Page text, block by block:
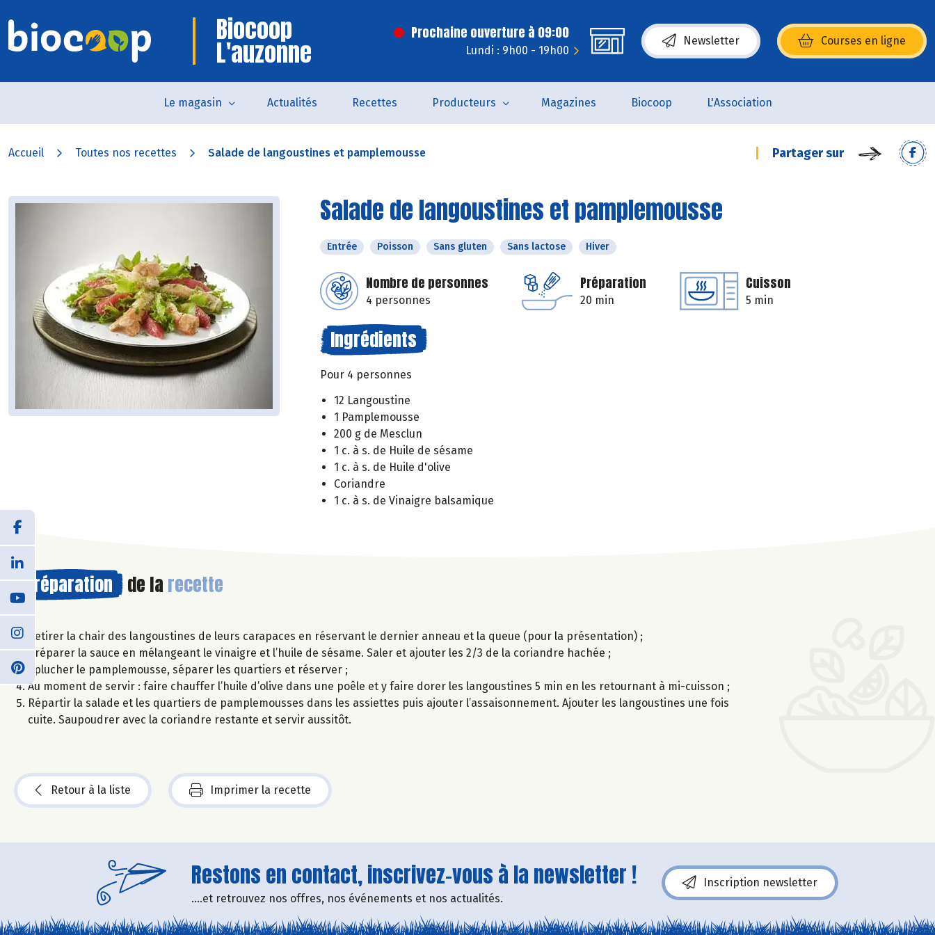
Biocoop
L'auzonne
Prochaine ouverture à 09:00
Lundi : 9h00 - 19h00
Newsletter Courses en ligne
(s’ouvre dans une nouvelle fenêtre)
Le magasin Actualités Recettes Producteurs Magazines Biocoop L'Association
Accueil Toutes nos recettes Salade de langoustines et pamplemousse Partager sur
Salade de langoustines et pamplemousse
Entrée Poisson Sans gluten Sans lactose Hiver
Nombre de personnes
4 personnes
Préparation
20 min
Cuisson
5 min
Ingrédients
Pour 4 personnes
12 Langoustine
1 Pamplemousse
200 g de Mesclun
1 c. à s. de Huile de sésame
1 c. à s. de Huile d'olive
Coriandre
1 c. à s. de Vinaigre balsamique
Préparation de la recette
Retirer la chair des langoustines de leurs carapaces en réservant le dernier anneau et la queue (pour la présentation) ;
Préparer la sauce en mélangeant le vinaigre et l’huile de sésame. Saler et ajouter les 2/3 de la coriandre hachée ;
Eplucher le pamplemousse, séparer les quartiers et réserver ;
Au moment de servir : faire chauffer l’huile d’olive dans une poêle et y faire dorer les langoustines 5 min en les retournant à mi-cuisson ;
Répartir la salade et les quartiers de pamplemousses dans les assiettes puis ajouter l’assaisonnement. Ajouter les langoustines une fois
cuite. Saupoudrer avec la coriandre restante et servir aussitôt.
Retour à la liste Imprimer la recette
Restons en contact, inscrivez-vous à la newsletter !
....et retrouvez nos offres, nos événements et nos actualités.
Inscription newsletter